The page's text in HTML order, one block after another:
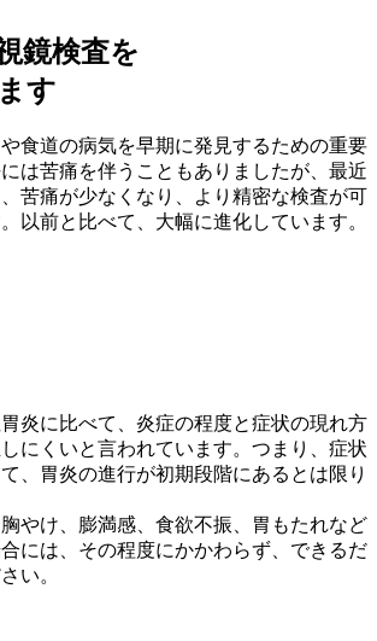
鏡検査を
す
食道の病気を早期に発見するための重要
は苦痛を伴うこともありましたが、最近
苦痛が少なくなり、より精密な検査が可
以前と比べて、大幅に進化しています。
炎に比べて、炎症の程度と症状の現れ方
にくいと言われています。つまり、症状
、胃炎の進行が初期段階にあるとは限り
胸やけ、膨満感、食欲不振、胃もたれなど
には、その程度にかかわらず、できるだ
い。